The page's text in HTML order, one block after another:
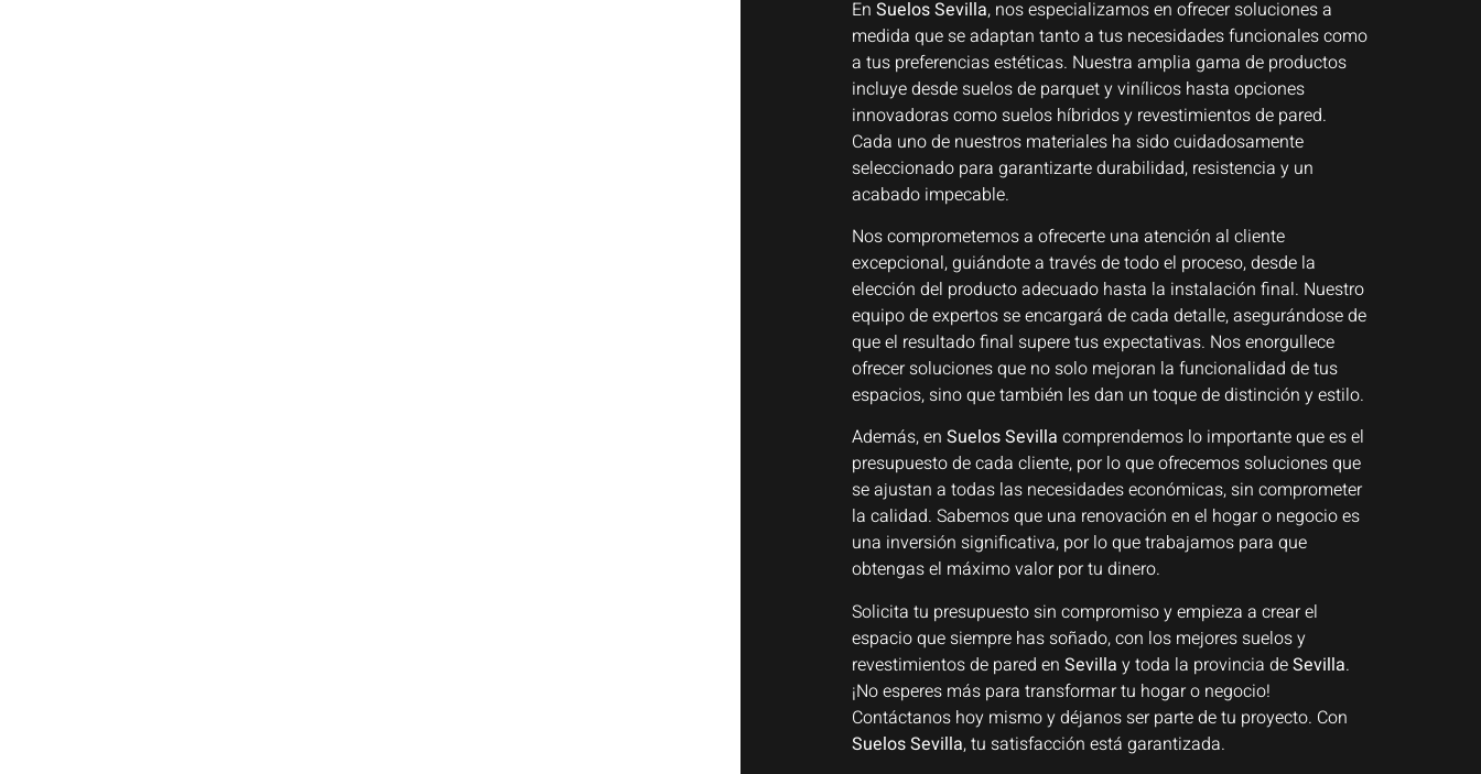
En Suelos Sevilla, nos especializamos en ofrecer soluciones a
medida que se adaptan tanto a tus necesidades funcionales como
a tus preferencias estéticas. Nuestra amplia gama de productos
incluye desde suelos de parquet y vinílicos hasta opciones
innovadoras como suelos híbridos y revestimientos de pared.
Cada uno de nuestros materiales ha sido cuidadosamente
seleccionado para garantizarte durabilidad, resistencia y un
acabado impecable.
Nos comprometemos a ofrecerte una atención al cliente
excepcional, guiándote a través de todo el proceso, desde la
elección del producto adecuado hasta la instalación final. Nuestro
equipo de expertos se encargará de cada detalle, asegurándose de
que el resultado final supere tus expectativas. Nos enorgullece
ofrecer soluciones que no solo mejoran la funcionalidad de tus
espacios, sino que también les dan un toque de distinción y estilo.
Además, en Suelos Sevilla comprendemos lo importante que es el
presupuesto de cada cliente, por lo que ofrecemos soluciones que
se ajustan a todas las necesidades económicas, sin comprometer
la calidad. Sabemos que una renovación en el hogar o negocio es
una inversión significativa, por lo que trabajamos para que
obtengas el máximo valor por tu dinero.
Solicita tu presupuesto sin compromiso y empieza a crear el
espacio que siempre has soñado, con los mejores suelos y
revestimientos de pared en Sevilla y toda la provincia deSevilla.
¡No esperes más para transformar tu hogar o negocio!
Contáctanos hoy mismo y déjanos ser parte de tu proyecto. Con
Suelos Sevilla, tu satisfacción está garantizada.